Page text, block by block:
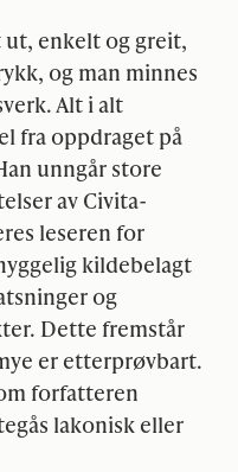
ut, enkelt og greit,
og man minnes
Alt i alt
fra oppdraget på
unngår store
av Civita-
leseren for
kildebelagt
og
Dette fremstår
er etterprøvbart.
forfatteren
lakonisk eller